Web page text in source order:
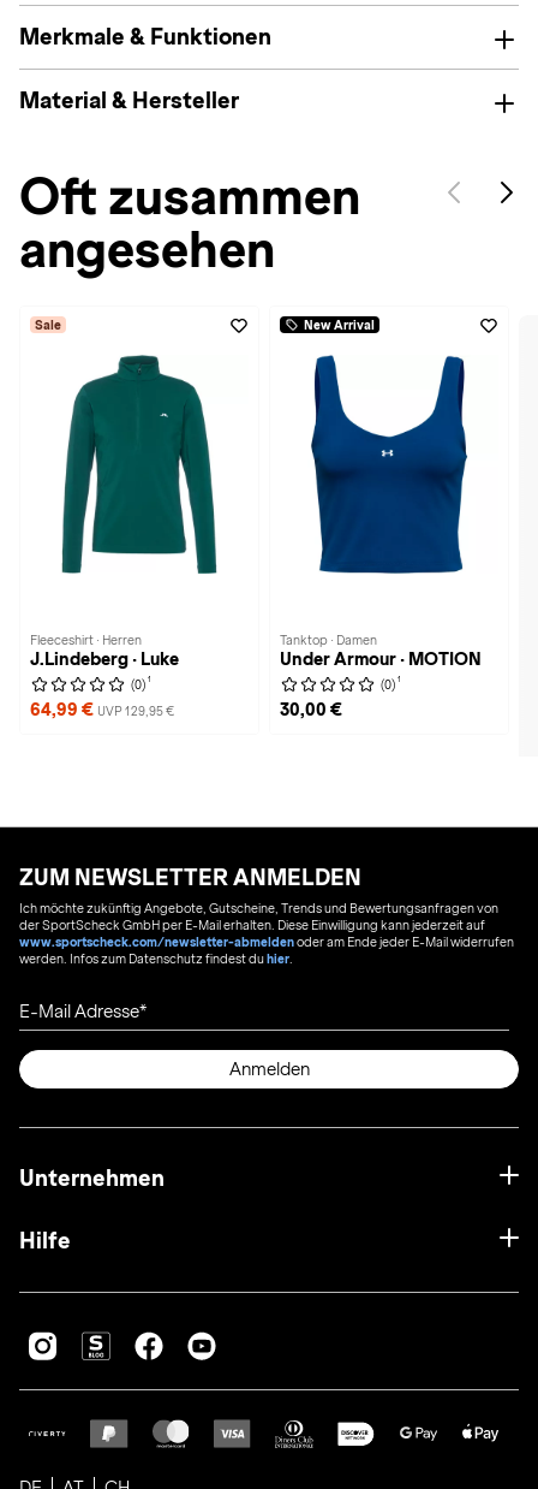
Merkmale & Funktionen
Material & Hersteller
Oft zusammen
angesehen
Sale
Fleeceshirt · Herren
J.Lindeberg · Luke
(0) 1
64,99 € UVP 129,95 €
New Arrival
Tanktop · Damen
Under Armour · MOTION
(0) 1
30,00 €
ZUM NEWSLETTER ANMELDEN
Ich möchte zukünftig Angebote, Gutscheine, Trends und Bewertungsanfragen von
der SportScheck GmbH per E-Mail erhalten. Diese Einwilligung kann jederzeit auf
www.sportscheck.com/newsletter-abmeldenoder am Ende jeder E-Mail widerrufen
werden. Infos zum Datenschutz findest duhier
E-Mail Adresse
Anmelden
Unternehmen
Hilfe